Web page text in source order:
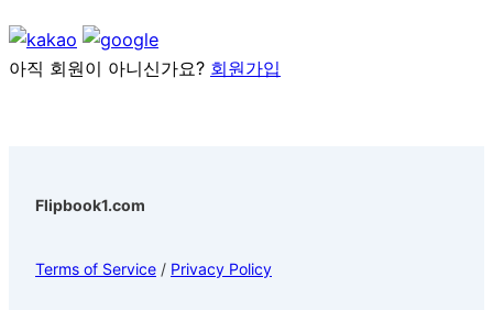
아직 회원이 아니신가요? 회원가입
Flipbook1.com
Terms of Service / Privacy Policy